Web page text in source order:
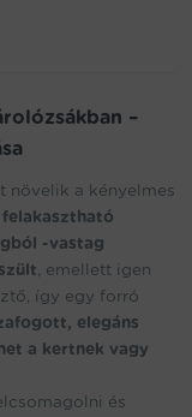
–
növelik a kényelmes
felakasztható
-vastag
, emellett igen
így egy forró
elegáns
a kertnek vagy
és